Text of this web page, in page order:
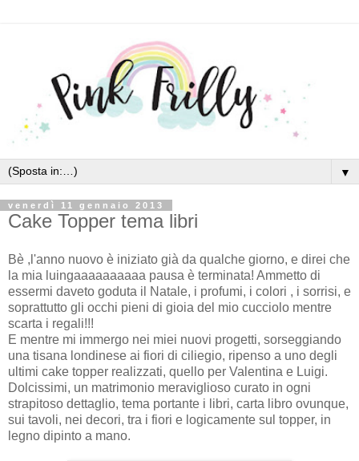
▼
venerdì 11 gennaio 2013
Cake Topper tema libri
Bè ,l'anno nuovo è iniziato già da qualche giorno, e direi che
la mia luingaaaaaaaaaa pausa è terminata! Ammetto di
essermi daveto goduta il Natale, i profumi, i colori , i sorrisi, e
soprattutto gli occhi pieni di gioia del mio cucciolo mentre
scarta i regali!!!
E mentre mi immergo nei miei nuovi progetti, sorseggiando
una tisana londinese ai fiori di ciliegio, ripenso a uno degli
ultimi cake topper realizzati, quello per Valentina e Luigi.
Dolcissimi, un matrimonio meraviglioso curato in ogni
strapitoso dettaglio, tema portante i libri, carta libro ovunque,
sui tavoli, nei decori, tra i fiori e logicamente sul topper, in
legno dipinto a mano.